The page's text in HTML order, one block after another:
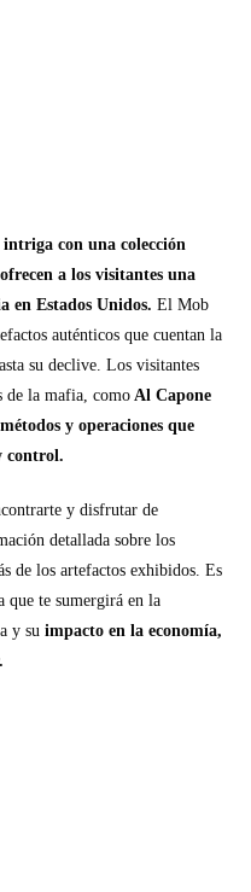
con una colección
a los visitantes una
en Estados Unidos. El Mob
auténticos que cuentan la
su declive. Los visitantes
de la mafia, como Al Capone
métodos y operaciones que
control.
y disfrutar de
detallada sobre los
de los artefactos exhibidos. Es
que te sumergirá en la
y suimpacto en la economía,